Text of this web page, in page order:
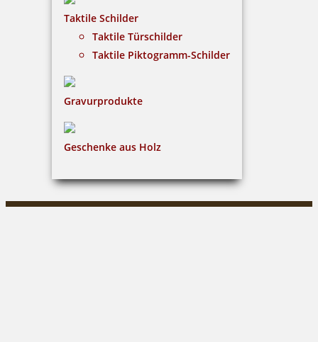
Taktile Schilder
Taktile Türschilder
Taktile Piktogramm-Schilder
Gravurprodukte
Geschenke aus Holz
Mein Konto
KONTAKT
Gavieranstalt & Stempelhaus Gleitsmann
Claus Gleitsmann
03447/316849